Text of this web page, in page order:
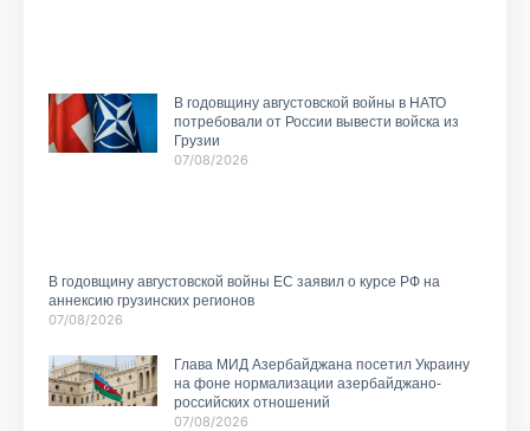
В годовщину августовской войны в НАТО
потребовали от России вывести войска из
Грузии
07/08/2026
В годовщину августовской войны ЕС заявил о курсе РФ на
аннексию грузинских регионов
07/08/2026
Глава МИД Азербайджана посетил Украину
на фоне нормализации азербайджано-
российских отношений
07/08/2026